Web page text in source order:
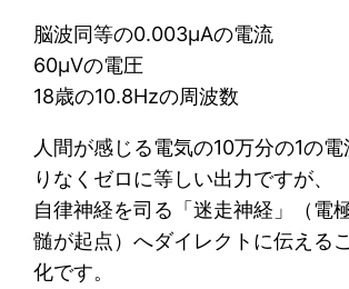
脳波同等の0.003μAの電流
60μVの電圧
18歳の10.8Hzの周波数
人間が感じる電気の10万分の1の
りなくゼロに等しい出力ですが、
自律神経を司る「迷走神経」（電
髄が起点）へダイレクトに伝える
化です。